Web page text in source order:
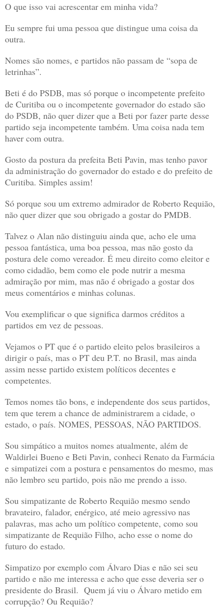
O que isso vai acrescentar em minha vida?
Eu sempre fui uma pessoa que distingue uma coisa da
outra.
Nomes são nomes, e partidos não passam de “sopa de
letrinhas”.
Beti é do PSDB, mas só porque o incompetente prefeito
de Curitiba ou o incompetente governador do estado são
do PSDB, não quer dizer que a Beti por fazer parte desse
partido seja incompetente também. Uma coisa nada tem
haver com outra.
Gosto da postura da prefeita Beti Pavin, mas tenho pavor
da administração do governador do estado e do prefeito de
Curitiba. Simples assim!
Só porque sou um extremo admirador de Roberto Requião,
não quer dizer que sou obrigado a gostar do PMDB.
Talvez o Alan não distinguiu ainda que, acho ele uma
pessoa fantástica, uma boa pessoa, mas não gosto da
postura dele como vereador. É meu direito como eleitor e
como cidadão, bem como ele pode nutrir a mesma
admiração por mim, mas não é obrigado a gostar dos
meus comentários e minhas colunas.
Vou exemplificar o que significa darmos créditos a
partidos em vez de pessoas.
Vejamos o PT que é o partido eleito pelos brasileiros a
dirigir o país, mas o PT deu P.T. no Brasil, mas ainda
assim nesse partido existem políticos decentes e
competentes.
Temos nomes tão bons, e independente dos seus partidos,
tem que terem a chance de administrarem a cidade, o
estado, o país. NOMES, PESSOAS, NÃO PARTIDOS.
Sou simpático a muitos nomes atualmente, além de
Waldirlei Bueno e Beti Pavin, conheci Renato da Farmácia
e simpatizei com a postura e pensamentos do mesmo, mas
não lembro seu partido, pois não me prendo a isso.
Sou simpatizante de Roberto Requião mesmo sendo
bravateiro, falador, enérgico, até meio agressivo nas
palavras, mas acho um político competente, como sou
simpatizante de Requião Filho, acho esse o nome do
futuro do estado.
Simpatizo por exemplo com Álvaro Dias e não sei seu
partido e não me interessa e acho que esse deveria ser o
presidente do Brasil. Quem já viu o Álvaro metido em
corrupção? Ou Requião?